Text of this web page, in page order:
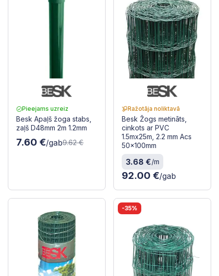
Pieejams uzreiz
Besk Apaļš žoga stabs,
zaļš D48mm 2m 1.2mm
7.60 €/gab9.62 €
Ražotāja noliktavā
Besk Žogs metināts,
cinkots ar PVC
1.5mx25m, 2.2 mm Acs
50x100mm
3.68 €/m
92.00 €/gab
-35%